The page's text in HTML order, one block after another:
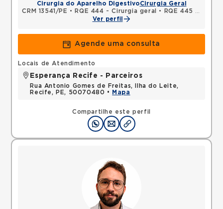
Cirurgia do Aparelho DigestivoCirurgia Geral
CRM 13541/PE • RQE 444 - Cirurgia geral •
RQE 445 - Cirurgia do aparelho digestivo
Ver perfil
Agende uma consulta
Compartilhe este perfil
Locais de Atendimento
Esperança Recife - Parceiros
Rua Antonio Gomes de Freitas, Ilha do Leite,
Recife, PE, 50070480 •
Mapa